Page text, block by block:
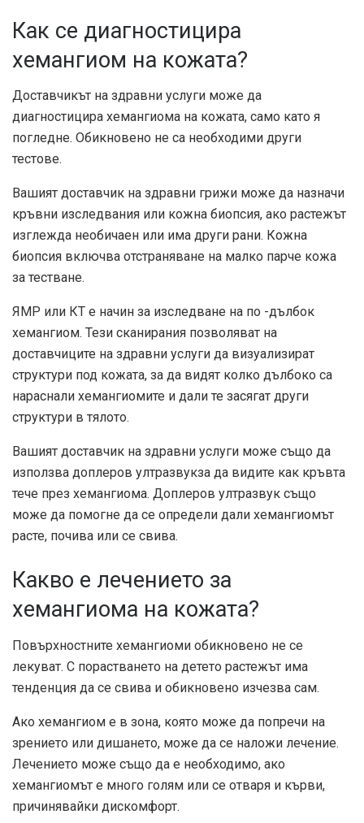
Как се диагностицира
хемангиом на кожата?
Доставчикът на здравни услуги може да
диагностицира хемангиома на кожата, само като я
погледне. Обикновено не са необходими други
тестове.
Вашият доставчик на здравни грижи може да назначи
кръвни изследвания или кожна биопсия, ако растежът
изглежда необичаен или има други рани. Кожна
биопсия включва отстраняване на малко парче кожа
за тестване.
ЯМР или КТ е начин за изследване на по -дълбок
хемангиом. Тези сканирания позволяват на
доставчиците на здравни услуги да визуализират
структури под кожата, за да видят колко дълбоко са
нараснали хемангиомите и дали те засягат други
структури в тялото.
Вашият доставчик на здравни услуги може също да
използва доплеров ултразвукза да видите как кръвта
тече през хемангиома. Доплеров ултразвук също
може да помогне да се определи дали хемангиомът
расте, почива или се свива.
Какво е лечението за
хемангиома на кожата?
Повърхностните хемангиоми обикновено не се
лекуват. С порастването на детето растежът има
тенденция да се свива и обикновено изчезва сам.
Ако хемангиом е в зона, която може да попречи на
зрението или дишането, може да се наложи лечение.
Лечението може също да е необходимо, ако
хемангиомът е много голям или се отваря и кърви,
причинявайки дискомфорт.